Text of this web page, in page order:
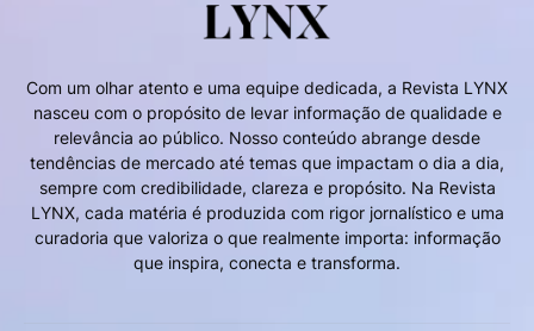
Com um olhar atento e uma equipe dedicada, a Revista LYNX
nasceu com o propósito de levar informação de qualidade e
relevância ao público. Nosso conteúdo abrange desde
tendências de mercado até temas que impactam o dia a dia,
sempre com credibilidade, clareza e propósito. Na Revista
LYNX, cada matéria é produzida com rigor jornalístico e uma
curadoria que valoriza o que realmente importa: informação
que inspira, conecta e transforma.